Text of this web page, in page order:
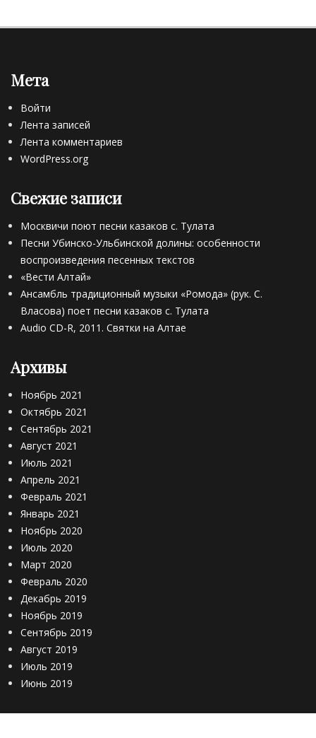
Мета
Войти
Лента записей
Лента комментариев
WordPress.org
Свежие записи
Москвичи поют песни казаков с. Тулата
Песни Убинско-Ульбинской долины: особенности
воспроизведения песенных текстов
«Вести Алтай»
Ансамбль традиционный музыки «Ромода» (рук. С.
Власова) поет песни казаков с. Тулата
Audio CD-R, 2011. Святки на Алтае
Архивы
Ноябрь 2021
Октябрь 2021
Сентябрь 2021
Август 2021
Июль 2021
Апрель 2021
Февраль 2021
Январь 2021
Ноябрь 2020
Июль 2020
Март 2020
Февраль 2020
Декабрь 2019
Ноябрь 2019
Сентябрь 2019
Август 2019
Июль 2019
Июнь 2019